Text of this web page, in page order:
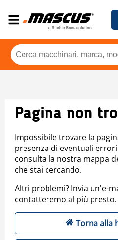
Pagina non
Impossibile trovare la
presenza di eventuali
consulta la nostra mappa
che stai cercando.
Altri problemi? Invia un'e-
contatteremo al più presto.
Torna alla